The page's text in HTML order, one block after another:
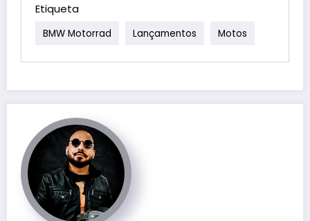
Etiqueta
BMW Motorrad Lançamentos Motos